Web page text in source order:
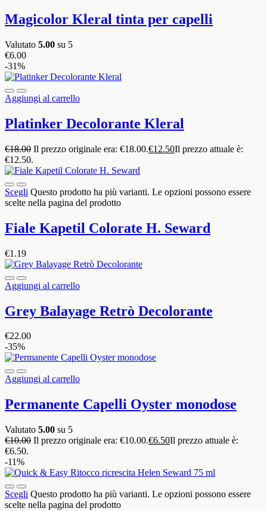
Magicolor Kleral tinta per capelli
Valutato 5.00 su 5
€6.00
-31%
Aggiungi al carrello
Platinker Decolorante Kleral
€18.00 Il prezzo originale era: €18.00.€12.50Il prezzo attuale è:
€12.50.
Scegli Questo prodotto ha più varianti. Le opzioni possono essere
scelte nella pagina del prodotto
Fiale Kapetil Colorate H. Seward
€1.19
Aggiungi al carrello
Grey Balayage Retrò Decolorante
€22.00
-35%
Aggiungi al carrello
Permanente Capelli Oyster monodose
Valutato 5.00 su 5
€10.00 Il prezzo originale era: €10.00.€6.50Il prezzo attuale è:
€6.50.
-11%
Scegli Questo prodotto ha più varianti. Le opzioni possono essere
scelte nella pagina del prodotto